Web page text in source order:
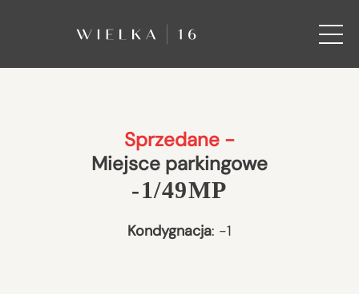
Sprzedane -
Miejsce parkingowe
-1/49MP
Kondygnacja: -1